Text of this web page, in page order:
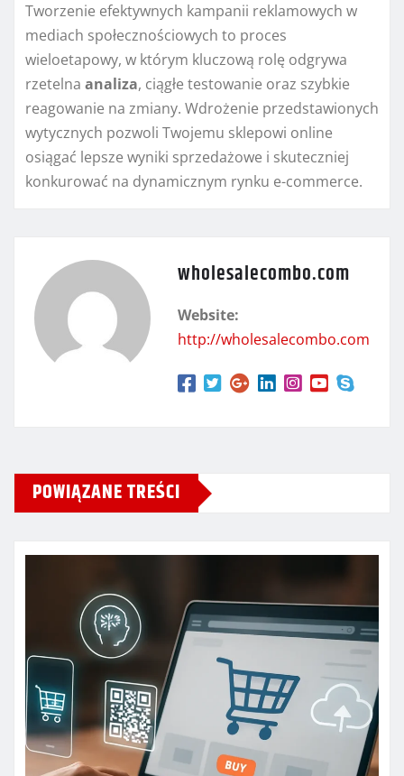
Tworzenie efektywnych kampanii reklamowych w
mediach społecznościowych to proces
wieloetapowy, w którym kluczową rolę odgrywa
rzetelna analiza, ciągłe testowanie oraz szybkie
reagowanie na zmiany. Wdrożenie przedstawionych
wytycznych pozwoli Twojemu sklepowi online
osiągać lepsze wyniki sprzedażowe i skuteczniej
konkurować na dynamicznym rynku e-commerce.
wholesalecombo.com
Website:
http://wholesalecombo.com
POWIĄZANE TREŚCI